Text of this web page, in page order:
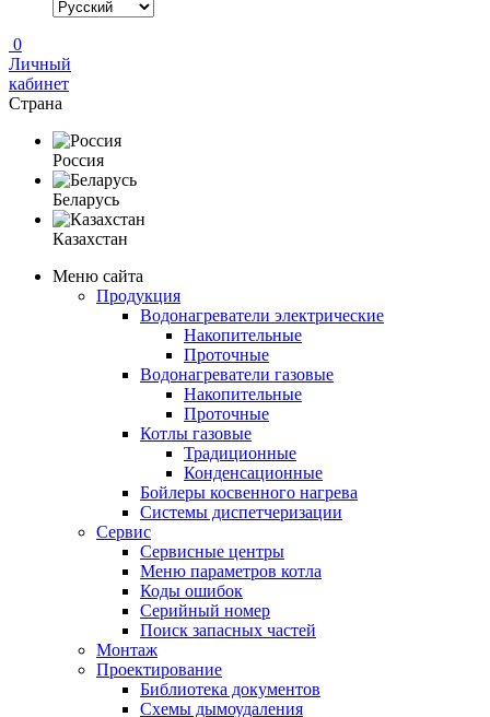
0
Личный
кабинет
Страна
Россия
Беларусь
Казахстан
Меню сайта
Продукция
Водонагреватели электрические
Накопительные
Проточные
Водонагреватели газовые
Накопительные
Проточные
Котлы газовые
Традиционные
Конденсационные
Бойлеры косвенного нагрева
Системы диспетчеризации
Сервис
Сервисные центры
Меню параметров котла
Коды ошибок
Серийный номер
Поиск запасных частей
Монтаж
Проектирование
Библиотека документов
Схемы дымоудаления